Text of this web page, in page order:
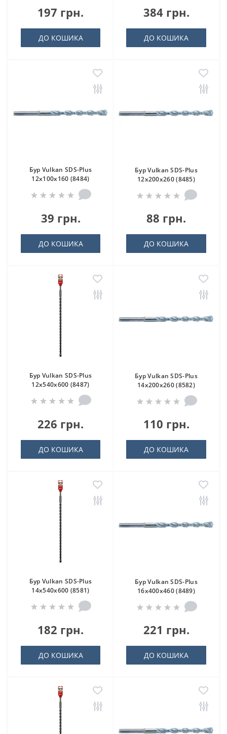
197 грн.
ДО КОШИКА
384 грн.
ДО КОШИКА
Бур Vulkan SDS-Plus
12x100x160 (8484)
39 грн.
ДО КОШИКА
Бур Vulkan SDS-Plus
12x200x260 (8485)
88 грн.
ДО КОШИКА
Бур Vulkan SDS-Plus
12x540x600 (8487)
226 грн.
ДО КОШИКА
Бур Vulkan SDS-Plus
14x200x260 (8582)
110 грн.
ДО КОШИКА
Бур Vulkan SDS-Plus
14x540x600 (8581)
182 грн.
ДО КОШИКА
Бур Vulkan SDS-Plus
16x400x460 (8489)
221 грн.
ДО КОШИКА